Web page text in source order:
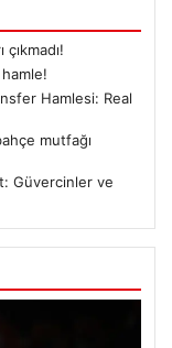
Hamlesi: Real
mutfağı
Güvercinler ve